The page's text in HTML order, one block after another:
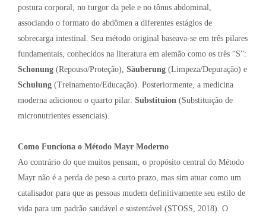
postura corporal, no turgor da pele e no tônus abdominal,
associando o formato do abdômen a diferentes estágios de
sobrecarga intestinal. Seu método original baseava-se em três pilares
fundamentais, conhecidos na literatura em alemão como os três “S”:
Schonung (Repouso/Proteção), Säuberung (Limpeza/Depuração) e
Schulung (Treinamento/Educação). Posteriormente, a medicina
moderna adicionou o quarto pilar: Substituion (Substituição de
micronutrientes essenciais).
Como Funciona o Método Mayr Moderno
Ao contrário do que muitos pensam, o propósito central do Método
Mayr não é a perda de peso a curto prazo, mas sim atuar como um
catalisador para que as pessoas mudem definitivamente seu estilo de
vida para um padrão saudável e sustentável (STOSS, 2018). O